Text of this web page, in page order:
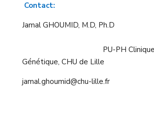
Contact:
Jamal GHOUMID,
PU-PH Clinique
Génétique, CHU de Lille
jamal.ghoumid@chu-lille.fr